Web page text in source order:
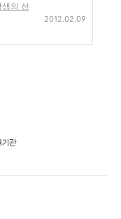
의 선
2012.02.09
기관